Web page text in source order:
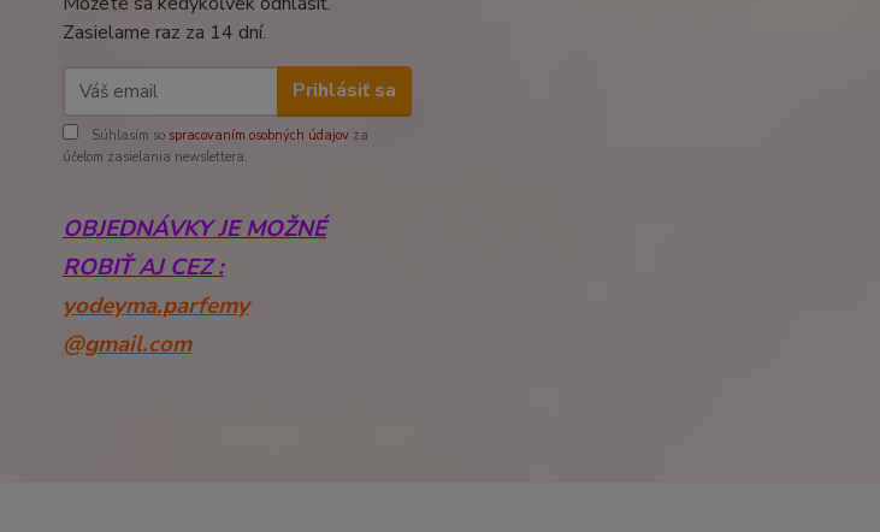
Zasielame raz za 14 dní.
Prihlásiť sa
Súhlasím so spracovaním osobných údajov za
účelom zasielania newslettera.
OBJEDNÁVKY JE MOŽNÉ
ROBIŤ AJ CEZ :
yodeyma.parfemy
@gmail.com